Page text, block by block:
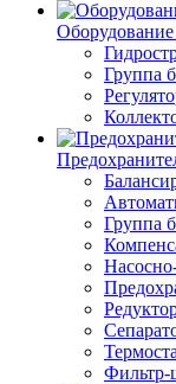
Группа
Группа
Фильтр-